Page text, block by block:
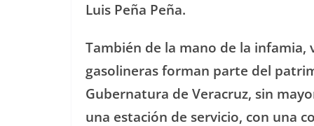
Luis Peña Peña.
También de la mano de la infamia,
gasolineras forman parte del
Gubernatura de Veracruz, sin
una estación de servicio, con una